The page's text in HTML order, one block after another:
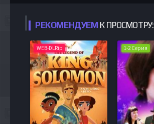
РЕКОМЕНДУЕМ К ПРОСМОТРУ:
WEB-DLRip 1-2 Серия